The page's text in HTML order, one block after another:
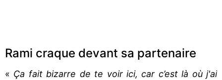
Rami craque devant sa partenaire
« Ça fait bizarre de te voir ici, car c’est là où j'ai